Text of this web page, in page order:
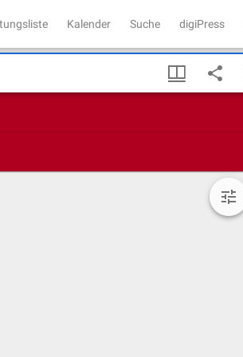
Kalender Suche digiPress